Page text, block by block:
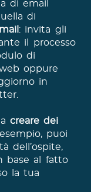
di email
di
: invita gli
il processo
di
oppure
in
creare dei
puoi
dell’ospite,
base al fatto
la tua